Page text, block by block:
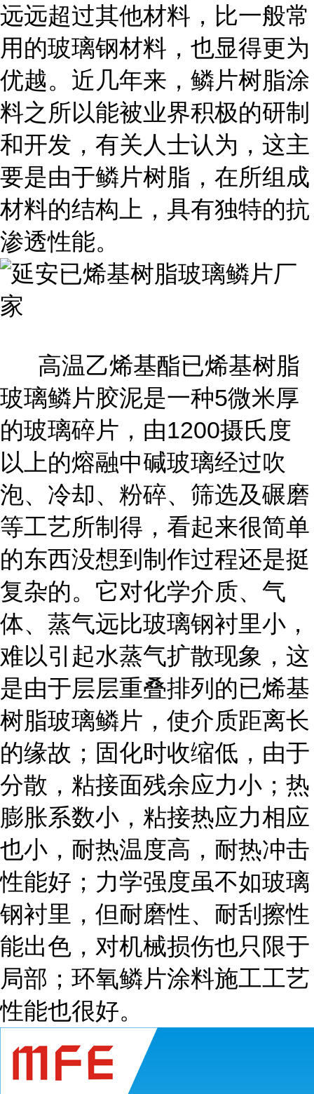
远远超过其他材料，比一般常
用的玻璃钢材料，也显得更为
优越。近几年来，鳞片树脂涂
料之所以能被业界积极的研制
和开发，有关人士认为，这主
要是由于鳞片树脂，在所组成
材料的结构上，具有独特的抗
渗透性能。
高温乙烯基酯已烯基树脂
玻璃鳞片胶泥是一种5微米厚
的玻璃碎片，由1200摄氏度
以上的熔融中碱玻璃经过吹
泡、冷却、粉碎、筛选及碾磨
等工艺所制得，看起来很简单
的东西没想到制作过程还是挺
复杂的。它对化学介质、气
体、蒸气远比玻璃钢衬里小，
难以引起水蒸气扩散现象，这
是由于层层重叠排列的已烯基
树脂玻璃鳞片，使介质距离长
的缘故；固化时收缩低，由于
分散，粘接面残余应力小；热
膨胀系数小，粘接热应力相应
也小，耐热温度高，耐热冲击
性能好；力学强度虽不如玻璃
钢衬里，但耐磨性、耐刮擦性
能出色，对机械损伤也只限于
局部；环氧鳞片涂料施工工艺
性能也很好。